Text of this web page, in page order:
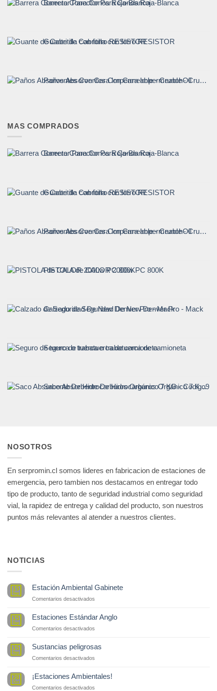
Barrera Conector Para Conos Roja-Blanca
Guante de Cabritilla con forro RESISTOR
Paños Absorventes Con Cara Impermeable - CrunchOil
MAS COMPRADOS
Barrera Conector Para Conos Roja-Blanca
Guante de Cabritilla con forro RESISTOR
Paños Absorventes Con Cara Impermeable - CrunchOil
PISTOLA de CALOR 2000w PC 800K
Calzado de Seguridad De New Denver Pro - Mack
Seguro de tuerca o trabatuerca de camioneta
Saco Absorbente De Hidrocarburos Orgánico 7 KG - Codigo911
NOSOTROS
En serpromin.cl somos lideres en fabricacion de estaciones de
emergencia, pero tambien nos destacamos en entregar todo
tipo de producto, tanto de seguridad industrial como seguridad
vial, la rapidez de entrega y calidad del producto, son nuestros
puntos más relevantes al atender a nuestros clientes.
NOTICIAS
15
Sep
Estación Ambiental Gabinete
Comentarios desactivados
Ambiental
Gabinete
15
Sep
Estaciones Estándar Anglo
Comentarios desactivados
Anglo
15
Sep
Sustancias peligrosas
Comentarios desactivados
peligrosas
28
Oct
¡Estaciones Ambientales!
Comentarios desactivados